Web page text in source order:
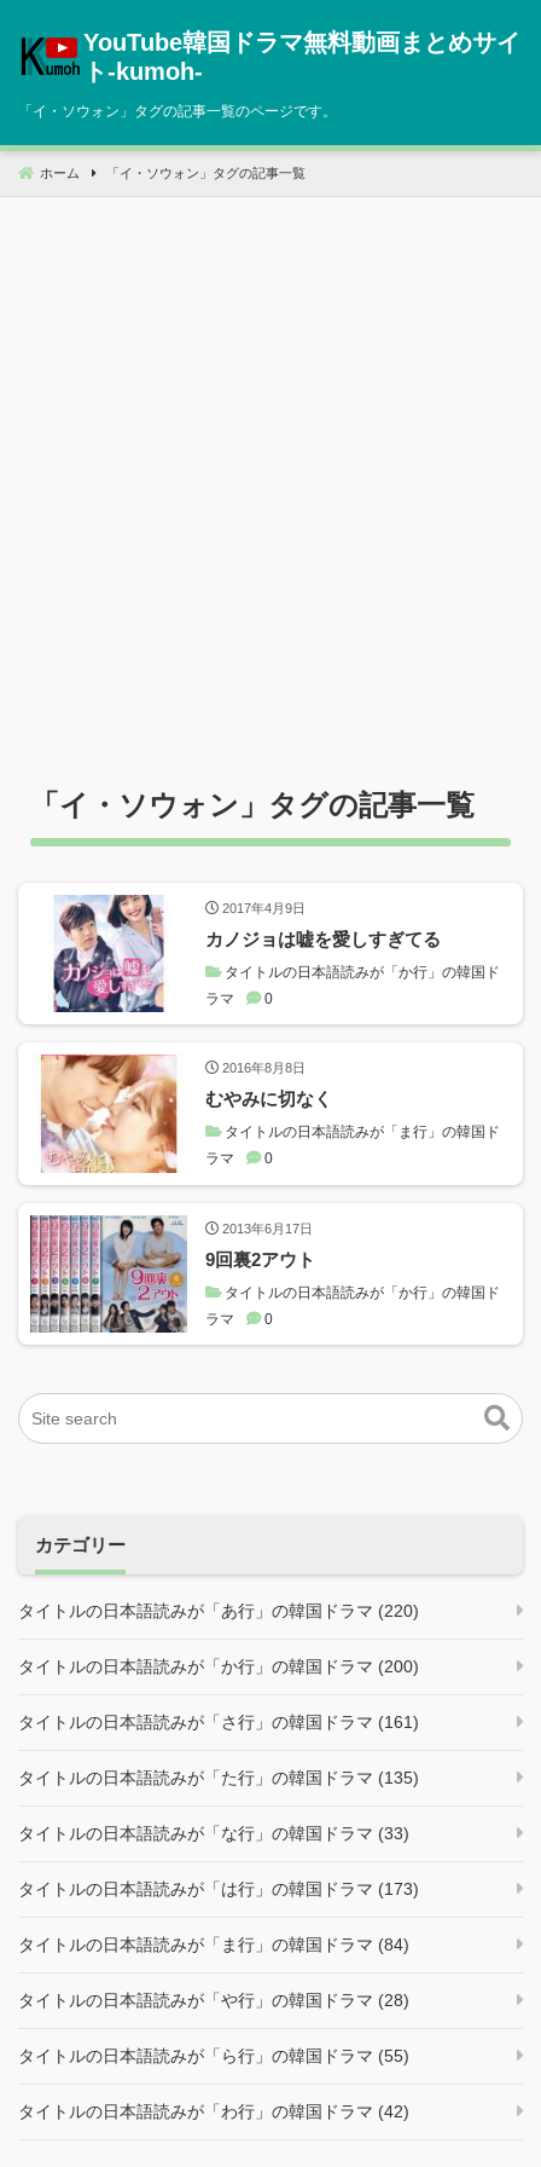
へ
動
YouTube韓国ドラマ無料動画まとめサイ
ト‐kumoh‐
「イ・ソウォン 」タグの記事一覧のページです。
ホーム 「 イ・ソウォン 」タグの記事一覧
「イ・ソウォン 」タグの記事一覧
2017年4月9日
カノジョは嘘を愛しすぎてる
タイトルの日本語読みが「か行」の韓国ド
ラマ
0
2016年8月8日
むやみに切なく
タイトルの日本語読みが「ま行」の韓国ド
ラマ
0
2013年6月17日
9回裏2アウト
タイトルの日本語読みが「か行」の韓国ド
ラマ
0
カテゴリー
タイトルの日本語読みが「あ行」の韓国ドラマ (220)
タイトルの日本語読みが「か行」の韓国ドラマ (200)
タイトルの日本語読みが「さ行」の韓国ドラマ (161)
タイトルの日本語読みが「た行」の韓国ドラマ (135)
タイトルの日本語読みが「な行」の韓国ドラマ (33)
タイトルの日本語読みが「は行」の韓国ドラマ (173)
タイトルの日本語読みが「ま行」の韓国ドラマ (84)
タイトルの日本語読みが「や行」の韓国ドラマ (28)
タイトルの日本語読みが「ら行」の韓国ドラマ (55)
タイトルの日本語読みが「わ行」の韓国ドラマ (42)